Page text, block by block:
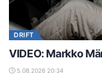
DRIFT
VIDEO: Markko
5.08.2026 20:34